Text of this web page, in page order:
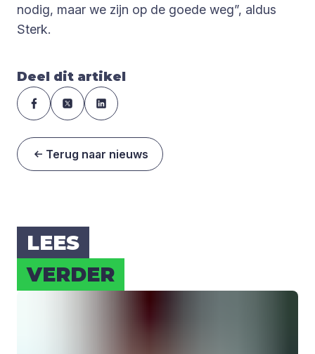
nodig, maar we zijn op de goede weg”, aldus
Sterk.
Deel dit artikel
Terug naar nieuws
LEES
VER­DER